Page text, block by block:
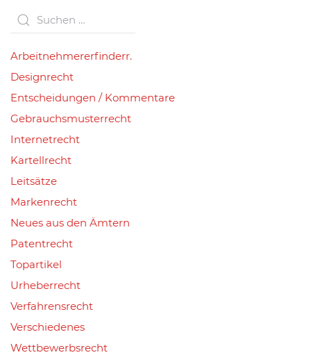
Arbeitnehmererfinderr.
Designrecht
Entscheidungen / Kommentare
Gebrauchsmusterrecht
Internetrecht
Kartellrecht
Leitsätze
Markenrecht
Neues aus den Ämtern
Patentrecht
Topartikel
Urheberrecht
Verfahrensrecht
Verschiedenes
Wettbewerbsrecht